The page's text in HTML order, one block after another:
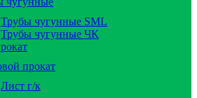
Трубы чугунные SML
Трубы чугунные ЧК
прокат
Лист г/к